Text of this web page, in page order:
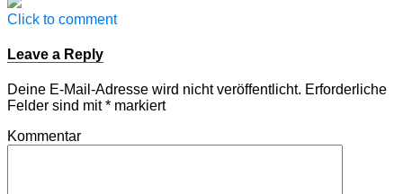
Click to comment
Leave a Reply
Deine E-Mail-Adresse wird nicht veröffentlicht. Erforderliche
Felder sind mit* markiert
Kommentar